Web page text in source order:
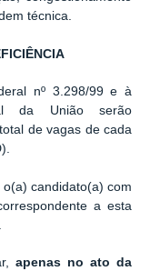
técnica.
nº 3.298/99 e à
da União serão
de vagas de cada
candidato(a) com
a esta
apenas no ato da